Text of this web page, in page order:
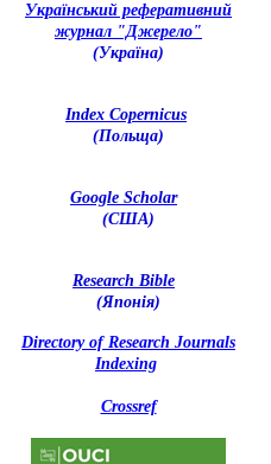
Український реферативний
журнал "Джерело"
(Україна)
Index Copernicus
(Польща)
Google Scholar
(США)
Research Bible
(Японія)
Directory of Research Journals
Indexing
Crossref